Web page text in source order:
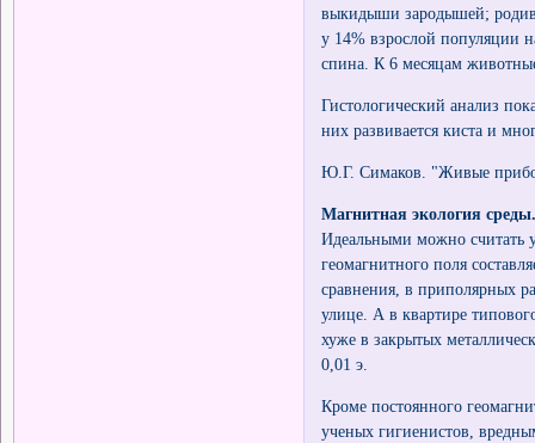
выкидыши зародышей;
у 14% взрослой популяции
спина. К 6 месяцам
Гистологический анализ
них развивается киста и
Ю.Г. Симаков. "Живые
Магнитная экология
Идеальными можно считать
геомагнитного поля
сравнения, в приполярных
улице. А в квартире
хуже в закрытых
0,01 э.
Кроме постоянного
ученых гигиенистов,